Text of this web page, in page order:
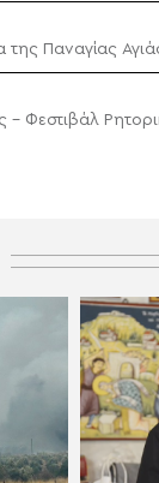
της Παναγίας
– Φεστιβάλ